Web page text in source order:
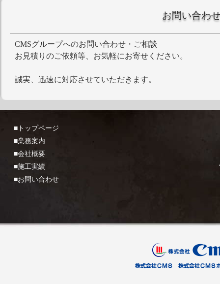
お問い合わ
CMSグループへのお問い合わせ・ご相談
お見積りのご依頼等、お気軽にお寄せください。
誠実、迅速に対応させていただきます。
■トップページ
■業務案内
■会社概要
■施工実績
■お問い合わせ